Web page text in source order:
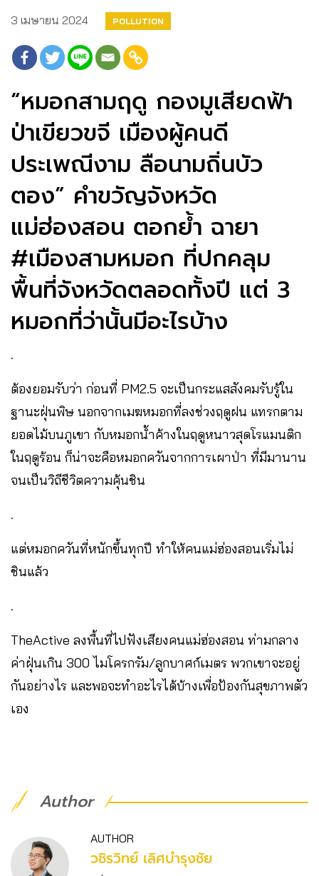
3 เมษายน 2024 POLLUTION
“หมอกสามฤดู กองมูเสียดฟ้า
ป่าเขียวขจี เมืองผู้คนดี
ประเพณีงาม ลือนามถิ่นบัว
ตอง” คำขวัญจังหวัด
แม่ฮ่องสอน ตอกย้ำ ฉายา
#เมืองสามหมอก ที่ปกคลุม
พื้นที่จังหวัดตลอดทั้งปี แต่ 3
หมอกที่ว่านั้นมีอะไรบ้าง
.
ต้องยอมรับว่า ก่อนที่ PM2.5 จะเป็นกระแสสังคมรับรู้ใน
ฐานะฝุ่นพิษ นอกจากเมฆหมอกที่ลงช่วงฤดูฝน แทรกตาม
ยอดไม้บนภูเขา กับหมอกน้ำค้างในฤดูหนาวสุดโรแมนติก
ในฤดูร้อน ก็น่าจะคือหมอกควันจากการเผาป่า ที่มีมานาน
จนเป็นวิถีชีวิตความคุ้นชิน
.
แต่หมอกควันที่หนักขึ้นทุกปี ทำให้คนแม่ฮ่องสอนเริ่มไม่
ชินแล้ว
.
TheActive ลงพื้นที่ไปฟังเสียงคนแม่ฮ่องสอน ท่ามกลาง
ค่าฝุ่นเกิน 300 ไมโครกรัม/ลูกบาศก์เมตร พวกเขาจะอยู่
กันอย่างไร และพอจะทำอะไรได้บ้างเพื่อป้องกันสุขภาพตัว
เอง
Author
AUTHOR
วชิร​วิทย์​ เลิศบำรุงชัย